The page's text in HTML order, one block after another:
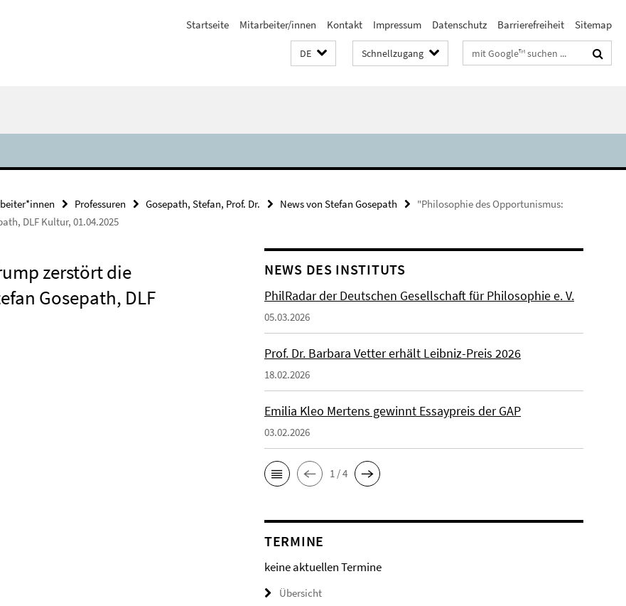
Startseite Mitarbeiter/innen Kontakt Impressum Datenschutz Barrierefreiheit Sitemap
DE Schnellzugang Suchbegriffe
Professuren Gosepath, Stefan, Prof. Dr. News von Stefan Gosepath
"Philosophie des Opportunismus:
DLF Kultur, 01.04.2025
zerstört die
Gosepath, DLF
NEWS DES INSTITUTS
PhilRadar der Deutschen Gesellschaft für Philosophie e. V.
05.03.2026
Prof. Dr. Barbara Vetter erhält Leibniz-Preis 2026
18.02.2026
Emilia Kleo Mertens gewinnt Essaypreis der GAP
03.02.2026
1 / 4
TERMINE
keine aktuellen Termine
Übersicht